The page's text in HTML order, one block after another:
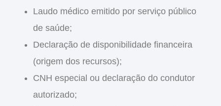
Laudo médico emitido por serviço público
de saúde;
Declaração de disponibilidade financeira
(origem dos recursos);
CNH especial ou declaração do condutor
autorizado;